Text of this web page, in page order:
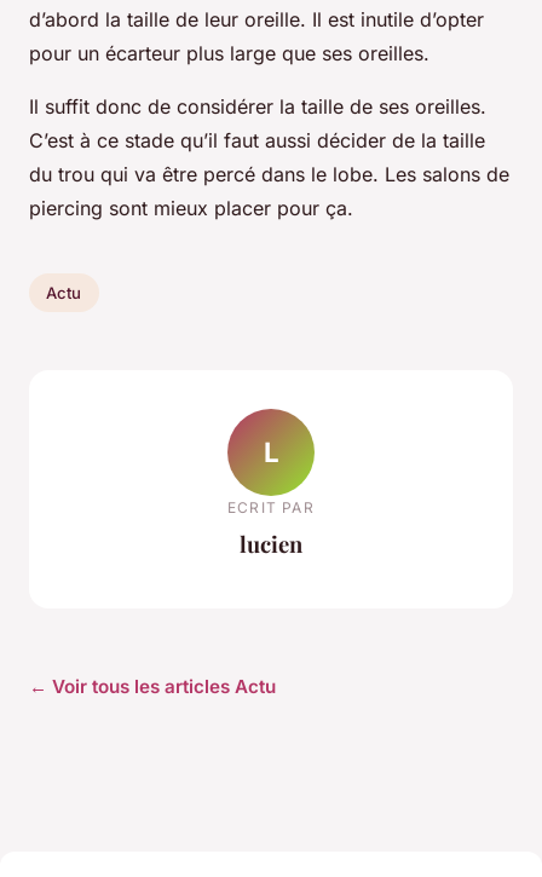
d’abord la taille de leur oreille. Il est inutile d’opter
pour un écarteur plus large que ses oreilles.
Il suffit donc de considérer la taille de ses oreilles.
C’est à ce stade qu’il faut aussi décider de la taille
du trou qui va être percé dans le lobe. Les salons de
piercing sont mieux placer pour ça.
Actu
L
ECRIT PAR
lucien
← Voir tous les articles Actu